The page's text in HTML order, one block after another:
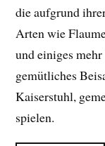
die aufgrund
Arten wie
und einiges
gemütliches
Kaiserstuhl,
spielen.